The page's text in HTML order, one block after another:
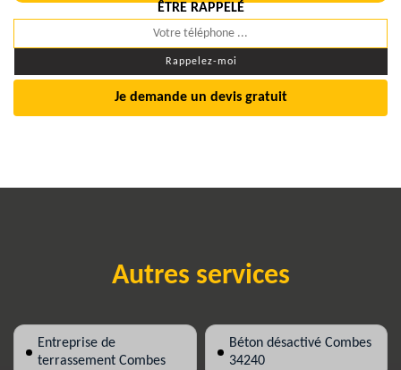
ÊTRE RAPPELÉ
Je demande un devis gratuit
Autres services
Entreprise de
terrassement Combes
Béton désactivé Combes
34240